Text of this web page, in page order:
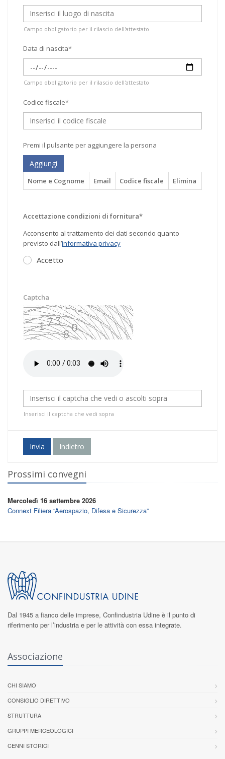
Campo obbligatorio per il rilascio dell'attestato
Data di nascita*
Campo obbligatorio per il rilascio dell'attestato
Codice fiscale*
Premi il pulsante per aggiungere la persona
Aggiungi
Nome e Cognome Email Codice fiscale Elimina
Accettazione condizioni di fornitura*
Acconsento al trattamento dei dati secondo quanto
previsto dall’informativa privacy
Accetto
Captcha
Inserisci il captcha che vedi sopra
Invia Indietro
Prossimi convegni
Mercoledì 16 settembre 2026
Connext Filiera “Aerospazio, Difesa e Sicurezza”
Dal 1945 a fianco delle imprese, Confindustria Udine è il punto di
riferimento per l’industria e per le attività con essa integrate.
Associazione
CHI SIAMO
CONSIGLIO DIRETTIVO
STRUTTURA
GRUPPI MERCEOLOGICI
CENNI STORICI